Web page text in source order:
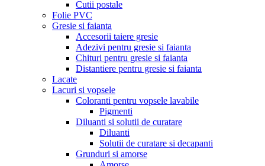
Cutii postale
Folie PVC
Gresie si faianta
Accesorii taiere gresie
Adezivi pentru gresie si faianta
Chituri pentru gresie si faianta
Distantiere pentru gresie si faianta
Lacate
Lacuri si vopsele
Coloranti pentru vopsele lavabile
Pigmenti
Diluanti si solutii de curatare
Diluanti
Solutii de curatare si decapanti
Grunduri si amorse